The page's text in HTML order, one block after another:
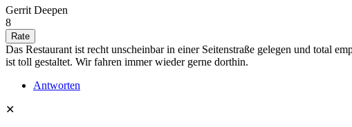
Gerrit Deepen
8
Das Restaurant ist recht unscheinbar in einer Seitenstraße gelegen und total
ist toll gestaltet. Wir fahren immer wieder gerne dorthin.
Antworten
✕